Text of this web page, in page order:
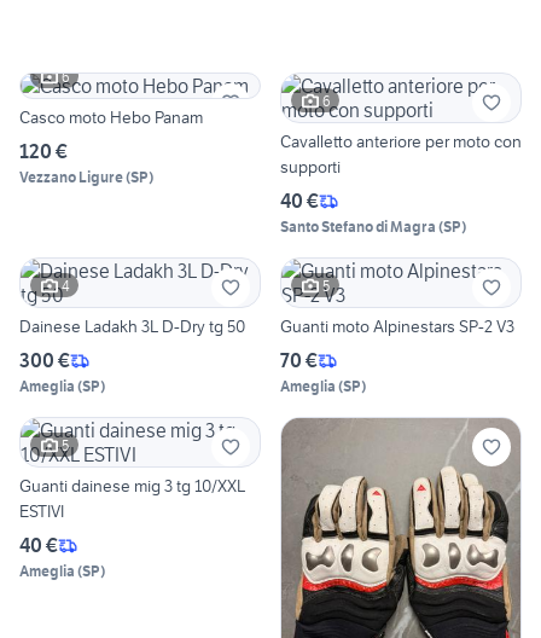
6
Casco moto Hebo Panam
120 €
Vezzano Ligure(SP)
6
Cavalletto anteriore per moto con
supporti
40 €
Santo Stefano di Magra (SP)
4
Dainese Ladakh 3L D-Dry tg 50
300 €
Ameglia (SP)
5
Guanti moto Alpinestars SP-2 V3
70 €
Ameglia (SP)
5
Guanti dainese mig 3 tg 10/XXL
ESTIVI
40 €
Ameglia (SP)